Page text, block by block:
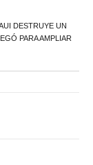
DESTRUYE UN
PARA AMPLIAR